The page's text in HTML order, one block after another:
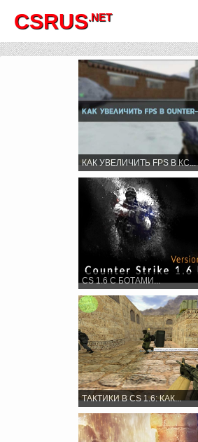
CSRUS.NET
КАК УВЕЛИЧИТЬ FPS В КС...
CS 1.6 С БОТАМИ...
ТАКТИКИ В CS 1.6: КАК...